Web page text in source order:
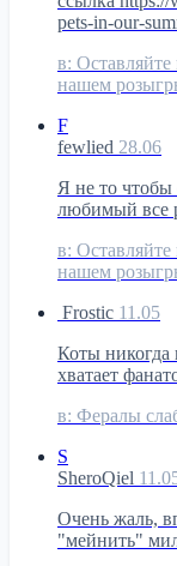
pets-in-our-
в:
нашем
F
fewlied 28.06
Я не то чтобы
любимый все
в:
нашем
Frostic 11.05
Коты никогда
хватает
в: Фералы
S
SheroQiel
Очень жаль,
"мейнить"